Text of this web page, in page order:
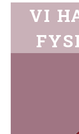
VI